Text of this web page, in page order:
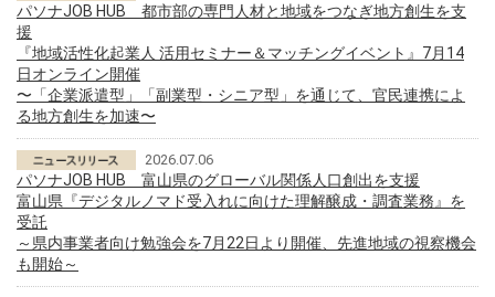
パソナJOB HUB 都市部の専門人材と地域をつなぎ地方創生を支
援
『地域活性化起業人 活用セミナー＆マッチングイベント』7月14
日オンライン開催
〜「企業派遣型」「副業型・シニア型」を通じて、官民連携によ
る地方創生を加速〜
2026.07.06
パソナJOB HUB 富山県のグローバル関係人口創出を支援
富山県『デジタルノマド受入れに向けた理解醸成・調査業務』を
受託
～県内事業者向け勉強会を7月22日より開催、先進地域の視察機会
も開始～